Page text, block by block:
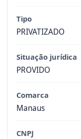
Tipo
PRIVATIZADO
Situação jurídica
PROVIDO
Comarca
Manaus
CNPJ